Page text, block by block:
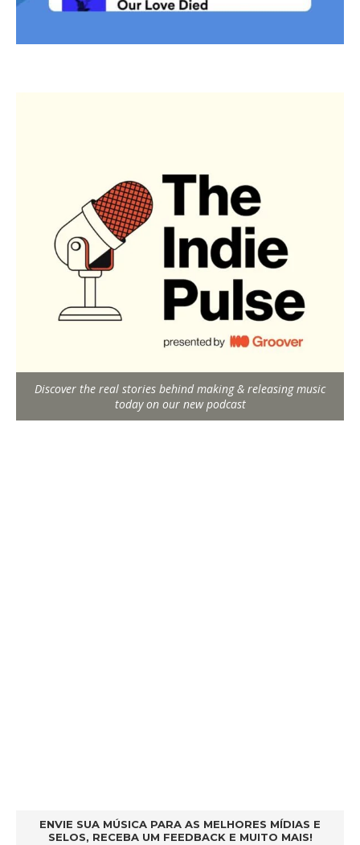
Discover the real stories behind making & releasing music
today on our new podcast
ENVIE SUA MÚSICA PARA AS MELHORES MÍDIAS E
SELOS, RECEBA UM FEEDBACK E MUITO MAIS!